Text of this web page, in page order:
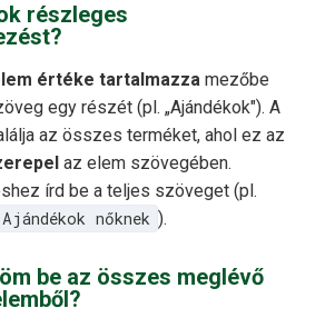
részleges
értéke tartalmazza mezőbe
egy részét (pl. „Ajándékok"). A
az összes terméket, ahol ez az
az elem szövegében.
írd be a teljes szöveget (pl.
nőknek ).
be az összes meglévő